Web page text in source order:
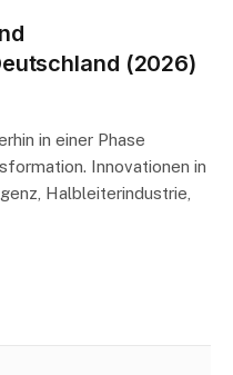
(2026)
in einer Phase
Innovationen in
Halbleiterindustrie,